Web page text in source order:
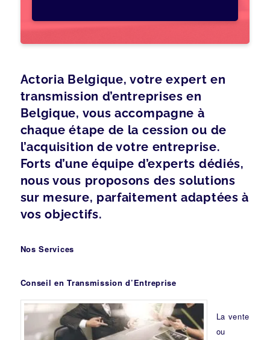
Actoria Belgique, votre expert en
transmission d’entreprises en
Belgique, vous accompagne à
chaque étape de la cession ou de
l’acquisition de votre entreprise.
Forts d’une équipe d’experts dédiés,
nous vous proposons des solutions
sur mesure, parfaitement adaptées à
vos objectifs.
Nos Services
Conseil en Transmission d’Entreprise
La vente
ou